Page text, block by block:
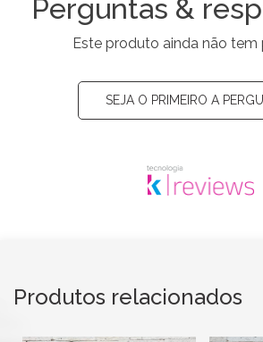
Perguntas &
Este produto ainda não tem
SEJA O PRIMEIRO A
Produtos relacionados